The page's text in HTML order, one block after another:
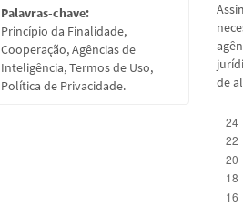
Palavras-chave:
Princípio da Finalidade,
Cooperação, Agências de
Inteligência, Termos de Uso,
Política de Privacidade.
de